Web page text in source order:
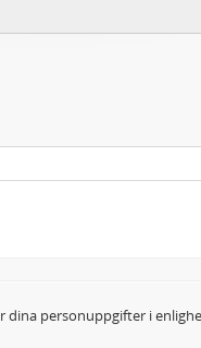
personuppgifter i